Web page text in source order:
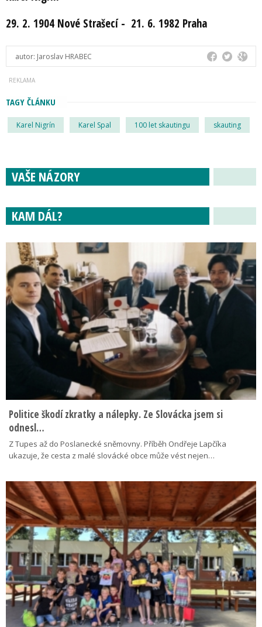
29. 2. 1904 Nové Strašecí - 21. 6. 1982 Praha
autor: Jaroslav HRABEC
TAGY ČLÁNKU
Karel Nigrín Karel Spal 100 let skautingu skauting
VAŠE NÁZORY
KAM DÁL?
Politice škodí zkratky a nálepky. Ze Slovácka jsem si
odnesl…
Z Tupes až do Poslanecké sněmovny. Příběh Ondřeje Lapčíka
ukazuje, že cesta z malé slovácké obce může vést nejen…